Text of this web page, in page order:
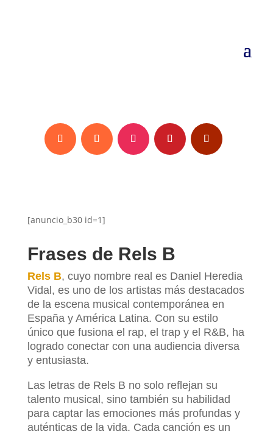
[anuncio_b30 id=1]
Frases de Rels B
Rels B, cuyo nombre real es Daniel Heredia
Vidal, es uno de los artistas más destacados
de la escena musical contemporánea en
España y América Latina. Con su estilo
único que fusiona el rap, el trap y el R&B, ha
logrado conectar con una audiencia diversa
y entusiasta.
Las letras de Rels B no solo reflejan su
talento musical, sino también su habilidad
para captar las emociones más profundas y
auténticas de la vida. Cada canción es un